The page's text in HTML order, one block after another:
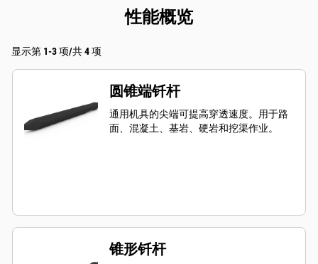
性能概览
显示第 1-3 项/共 4 项
圆锥端钎杆
通用机具的尖端可提高穿透速度。用于路
面、混凝土、基岩、硬岩和挖渠作业。
锥形钎杆